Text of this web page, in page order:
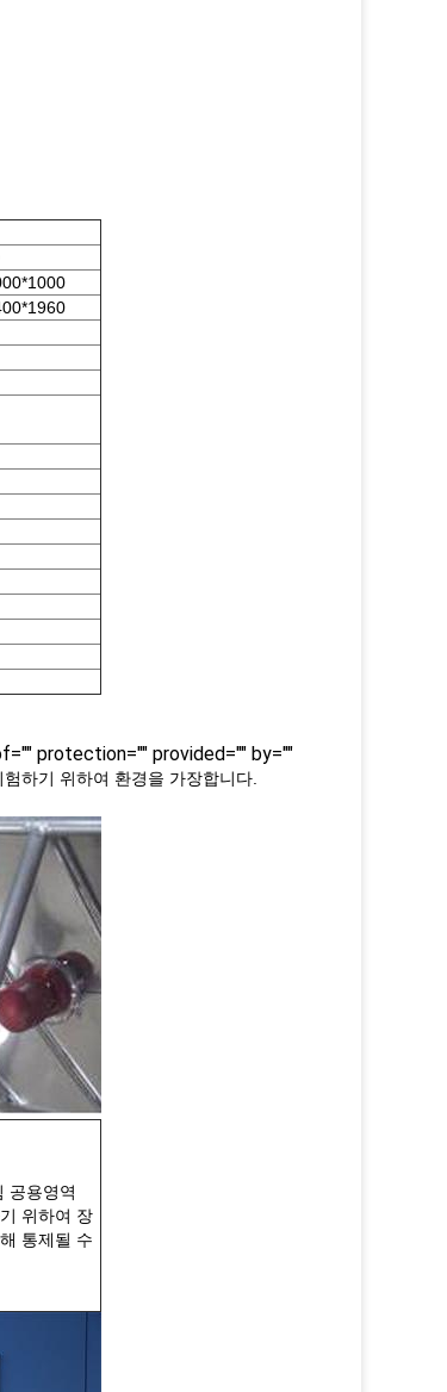
protection="" provided="" by=""
하기 위하여 환경을 가장합니다.
공용영역
위하여 장
통제될 수